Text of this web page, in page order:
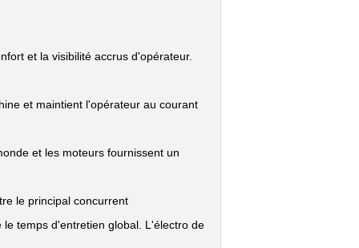
et la visibilité accrus d'opérateur.
et maintient l'opérateur au courant
et les moteurs fournissent un
le principal concurrent
temps d'entretien global. L'électro de